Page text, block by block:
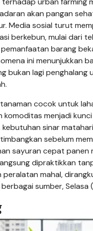
akan pangan
Media sosial turut
berkebun, mulai dari
barang
ini menunjukkan
bukan lagi penghalang
cocok untuk
komoditas menjadi
sinar
sebelum
sayuran cepat panen
dipraktikkan
peralatan mahal,
sumber, Selasa